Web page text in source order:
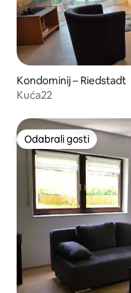
Kondominij – Riedstadt
Kuća22
Odabrali gosti
Odabrali gosti